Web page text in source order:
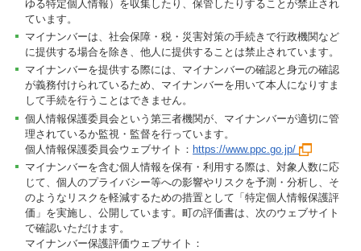
ゆる特定個人情報）を収集したり、保管したりすることが禁止され
ています。
マイナンバーは、社会保障・税・災害対策の手続きで行政機関など
に提供する場合を除き、他人に提供することは禁止されています。
マイナンバーを提供する際には、マイナンバーの確認と身元の確認
が義務付けられているため、マイナンバーを用いて本人になりすま
して手続を行うことはできません。
個人情報保護委員会という第三者機関が、マイナンバーが適切に管
理されているか監視・監督を行っています。
個人情報保護委員会ウェブサイト： https://www.ppc.go.jp/
マイナンバーを含む個人情報を保有・利用する際は、対象人数に応
じて、個人のプライバシー等への影響やリスクを予測・分析し、そ
のようなリスクを軽減するための措置として「特定個人情報保護評
価」を実施し、公開しています。町の評価書は、次のウェブサイト
で確認いただけます。
マイナンバー保護評価ウェブサイト：